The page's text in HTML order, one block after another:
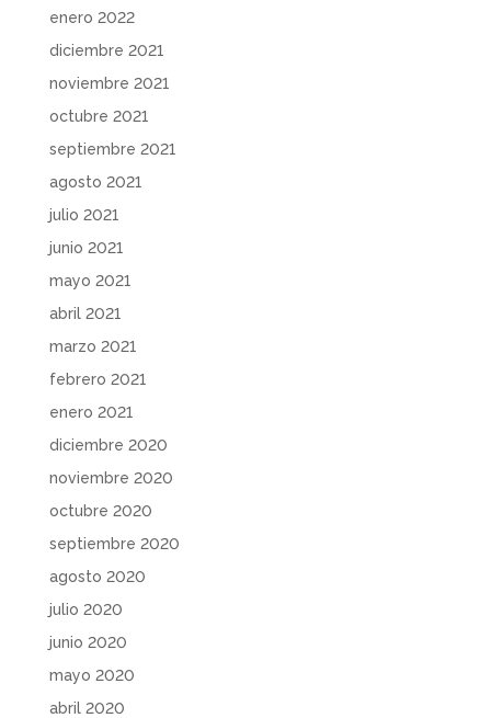
enero 2022
diciembre 2021
noviembre 2021
octubre 2021
septiembre 2021
agosto 2021
julio 2021
junio 2021
mayo 2021
abril 2021
marzo 2021
febrero 2021
enero 2021
diciembre 2020
noviembre 2020
octubre 2020
septiembre 2020
agosto 2020
julio 2020
junio 2020
mayo 2020
abril 2020